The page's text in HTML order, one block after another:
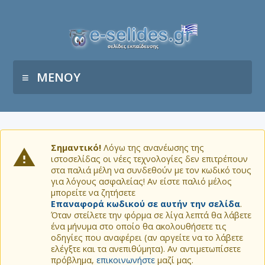
ΜΕΝΟΥ
Σημαντικό! Λόγω της ανανέωσης της
ιστοσελίδας οι νέες τεχνολογίες δεν επιτρέπουν
στα παλιά μέλη να συνδεθούν με τον κωδικό τους
για λόγους ασφαλείας! Αν είστε παλιό μέλος
μπορείτε να ζητήσετε
Επαναφορά κωδικού σε αυτήν την σελίδα.
Όταν στείλετε την φόρμα σε λίγα λεπτά θα λάβετε
ένα μήνυμα στο οποίο θα ακολουθήσετε τις
οδηγίες που αναφέρει (αν αργείτε να το λάβετε
ελέγξτε και τα ανεπιθύμητα). Αν αντιμετωπίσετε
πρόβλημα, επικοινωνήστε μαζί μας.